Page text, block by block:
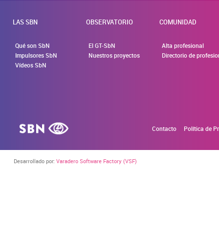
LAS SBN
Qué son SbN
Impulsores SbN
Vídeos SbN
OBSERVATORIO
El GT-SbN
Nuestros proyectos
COMUNIDAD
Alta profesional
Directorio de
Contacto Política de
Desarrollado por: Varadero Software Factory (VSF)